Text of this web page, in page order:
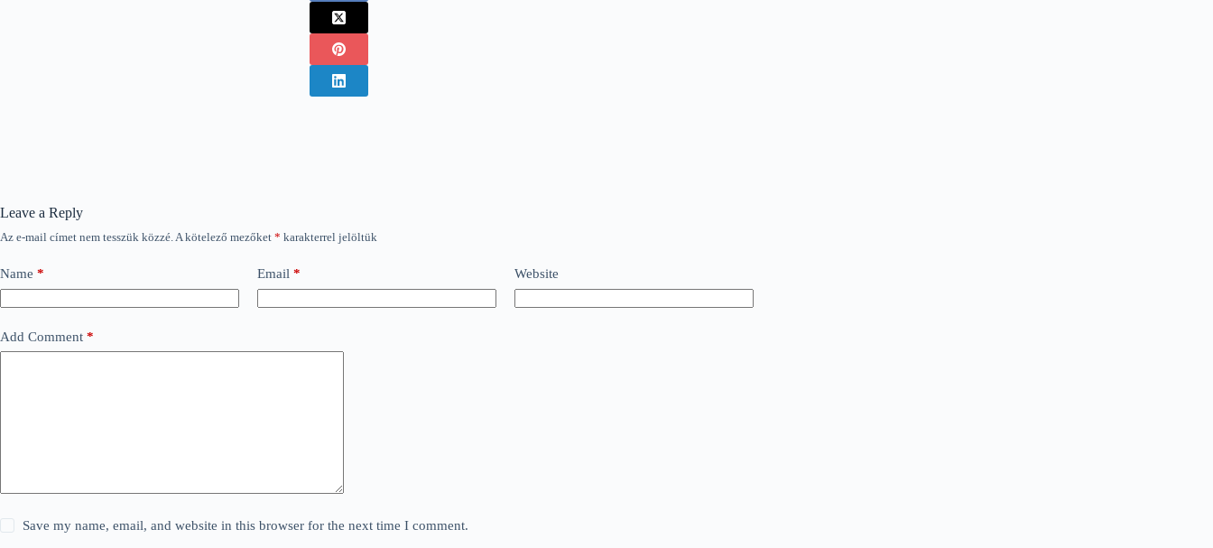
Leave a Reply
Az e-mail címet nem tesszük közzé.A kötelező mezőket * karakterrel jelöltük
Name * Email * Website
Add Comment *
Save my name, email, and website in this browser for the next time I comment.